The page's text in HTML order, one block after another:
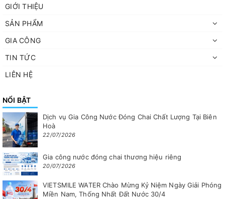
GIỚI THIỆU
SẢN PHẨM
GIA CÔNG
TIN TỨC
LIÊN HỆ
NỔI BẬT
Dịch vụ Gia Công Nước Đóng Chai Chất Lượng Tại Biên
Hoà
22/07/2026
Gia công nước đóng chai thương hiệu riêng
20/07/2026
VIETSMILE WATER Chào Mừng Kỷ Niệm Ngày Giải Phóng
Miền Nam, Thống Nhất Đất Nước 30/4